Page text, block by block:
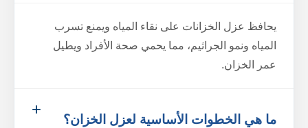
يحافظ عزل الخزانات على نقاء المياه ويمنع تسرب
المياه ونمو الجراثيم، مما يحمي صحة الأفراد ويطيل
عمر الخزان.
ما هي الخطوات الأساسية لعزل الخزان؟